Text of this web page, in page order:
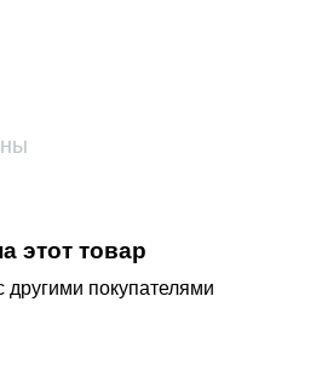
этот товар
покупателями